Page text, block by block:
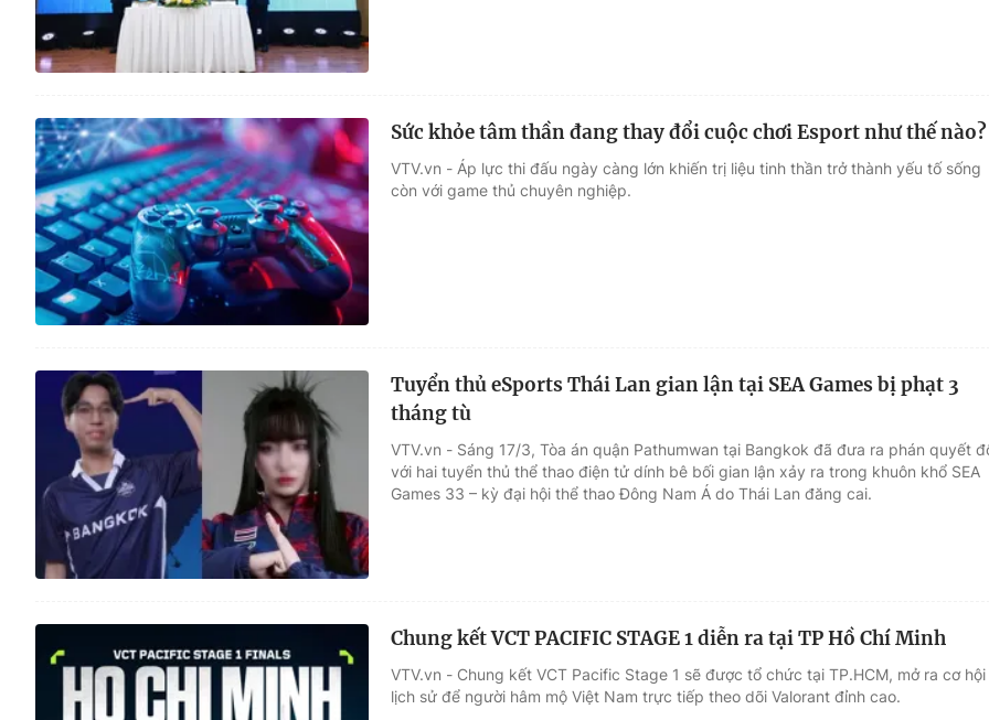
Sức khỏe tâm thần đang thay đổi cuộc chơi Esport như thế nào?
VTV.vn - Áp lực thi đấu ngày càng lớn khiến trị liệu tinh thần trở thành yếu tố sống
còn với game thủ chuyên nghiệp.
Tuyển thủ eSports Thái Lan gian lận tại SEA Games bị phạt 3
tháng tù
VTV.vn - Sáng 17/3, Tòa án quận Pathumwan tại Bangkok đã đưa ra phán quyết
với hai tuyển thủ thể thao điện tử dính bê bối gian lận xảy ra trong khuôn khổ SEA
Games 33 – kỳ đại hội thể thao Đông Nam Á do Thái Lan đăng cai.
Chung kết VCT PACIFIC STAGE 1 diễn ra tại TP Hồ Chí Minh
VTV.vn - Chung kết VCT Pacific Stage 1 sẽ được tổ chức tại TP.HCM, mở ra cơ hội
lịch sử để người hâm mộ Việt Nam trực tiếp theo dõi Valorant đỉnh cao.